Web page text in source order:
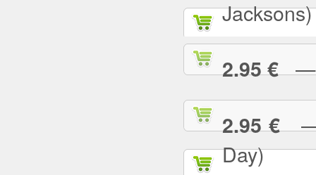
Jacksons)
2.95 €—
2.95 €—
Day)